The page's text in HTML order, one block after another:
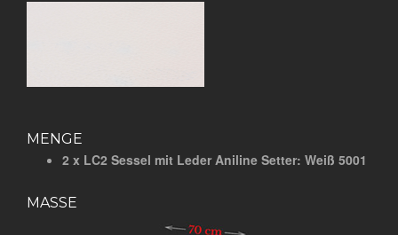
MENGE
2 x LC2 Sessel mit Leder Aniline Setter: Weiß 5001
MASSE